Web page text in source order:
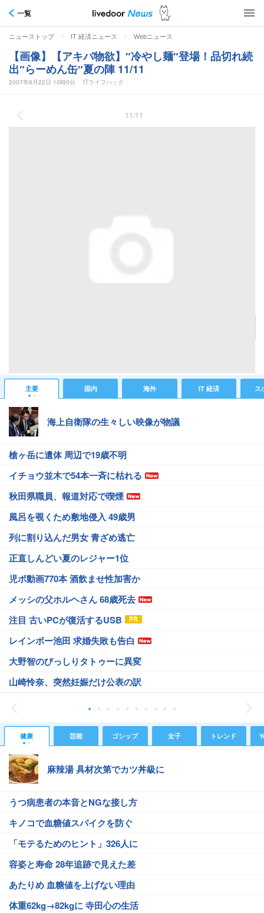
一覧
ニューストップ > IT 経済ニュース > Webニュース
【画像】【アキバ物欲】″冷やし麺″登場！品切れ続
出″らーめん缶″夏の陣 11/11
2007年6月22日 10時0分 ITライフハック
11/11
主要 国内 海外 IT 経済 ス
海上自衛隊の生々しい映像が物議
槍ヶ岳に遺体 周辺で19歳不明
イチョウ並木で54本一斉に枯れる
秋田県職員、報道対応で喫煙
風呂を覗くため敷地侵入 49歳男
列に割り込んだ男女 青ざめ逃亡
正直しんどい夏のレジャー1位
児ポ動画770本 酒飲ませ性加害か
メッシの父ホルヘさん 68歳死去
注目 古いPCが復活するUSB
レインボー池田 求婚失敗も告白
大野智のびっしりタトゥーに異変
山崎怜奈、突然妊娠だけ公表の訳
健康 芸能 ゴシップ 女子 トレンド
麻辣湯 具材次第でカツ丼級に
うつ病患者の本音とNGな接し方
キノコで血糖値スパイクを防ぐ
「モテるためのヒント」326人に
容姿と寿命 28年追跡で見えた差
あたりめ 血糖値を上げない理由
体重62kg→82kgに 寺田心の生活